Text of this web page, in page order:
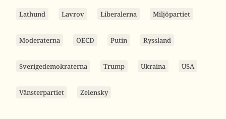
Lathund Lavrov Liberalerna Miljöpartiet
Moderaterna OECD Putin Ryssland
Sverigedemokraterna Trump Ukraina USA
Vänsterpartiet Zelensky